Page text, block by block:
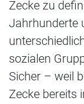
Zecke zu
Jahrhunderte
sozialen
Sicher – weil
Zecke bereits